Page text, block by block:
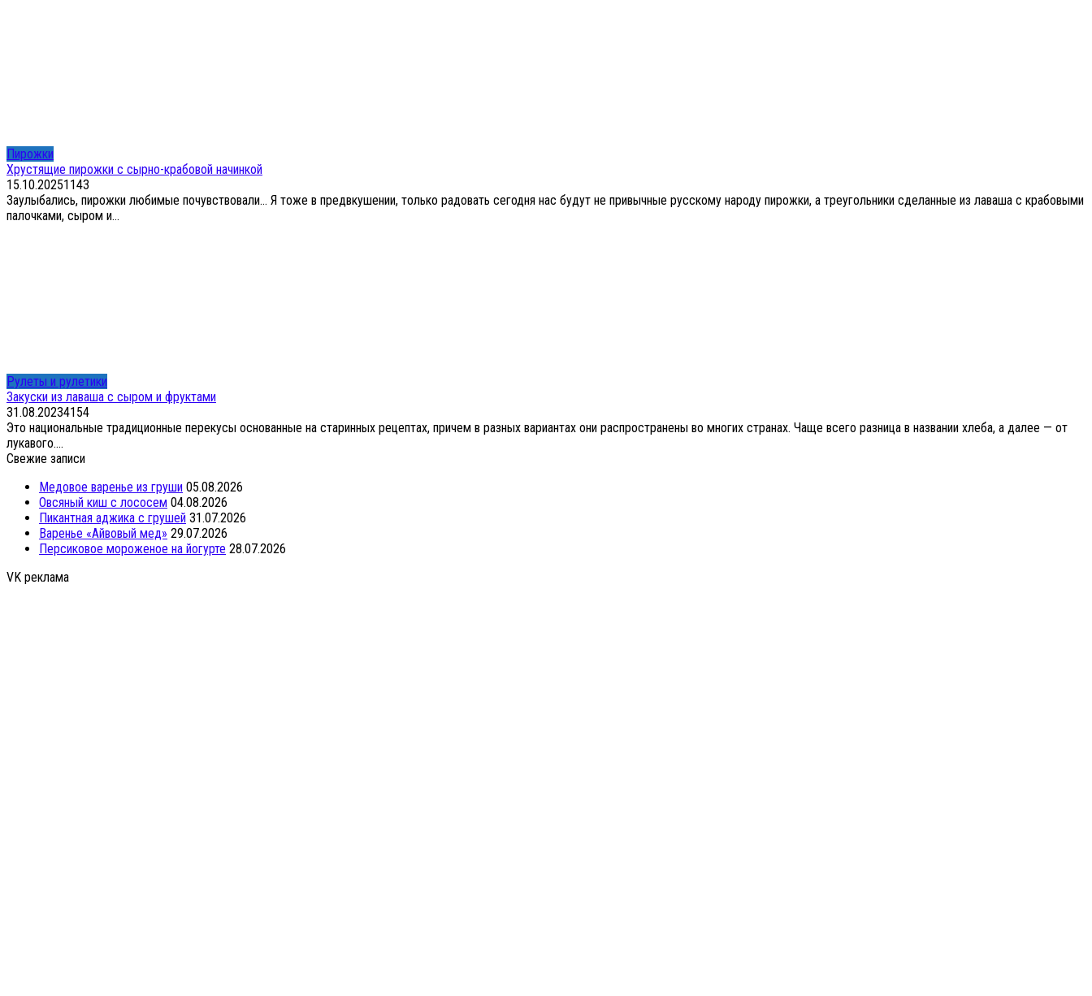
Пирожки
Хрустящие пирожки с сырно-крабовой начинкой
15.10.20251143
Заулыбались, пирожки любимые почувствовали… Я тоже в предвкушении, только радовать сегодня нас будут не привычные русскому народу пирожки, а треугольники сделанные из лаваша с крабовыми
палочками, сыром и...
Рулеты и рулетики
Закуски из лаваша с сыром и фруктами
31.08.20234154
Это национальные традиционные перекусы основанные на старинных рецептах, причем в разных вариантах они распространены во многих странах. Чаще всего разница в названии хлеба, а далее — от
лукавого....
Свежие записи
Медовое варенье из груши 05.08.2026
Овсяный киш с лососем 04.08.2026
Пикантная аджика с грушей 31.07.2026
Варенье «Айвовый мед» 29.07.2026
Персиковое мороженое на йогурте 28.07.2026
VK реклама